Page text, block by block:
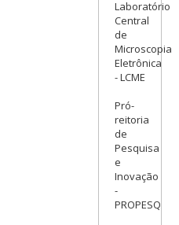
Laboratório
Central
de
Microscopia
Eletrônica
- LCME
Pró-
reitoria
de
Pesquisa
e
Inovação
-
PROPESQ